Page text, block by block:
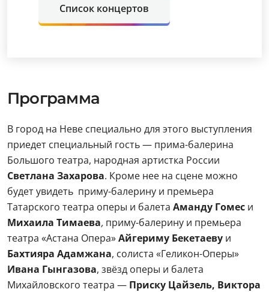
Список концертов
Программа
В город на Неве специально для этого выступления
приедет специальный гость — прима-балерина
Большого театра, народная артистка России
Светлана Захарова. Кроме нее на сцене можно
будет увидеть приму-балерину и премьера
Татарского театра оперы и балета Аманду Гомес и
Михаила Тимаева, приму-балерину и премьера
театра «Астана Опера»Айгериму Бекетаеву и
Бахтияра Адамжана, солиста «Геликон-Оперы»
Ивана Гынгазова, звёзд оперы и балета
Михайловского театра — Приску Цайзель, Виктора